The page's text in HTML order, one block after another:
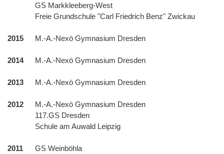
GS Markkleeberg-West
Freie Grundschule "Carl Friedrich Benz" Zwickau
2015 M.-A.-Nexö Gymnasium Dresden
2014 M.-A.-Nexö Gymnasium Dresden
2013 M.-A.-Nexö Gymnasium Dresden
2012
M.-A.-Nexö Gymnasium Dresden
117.GS Dresden
Schule am Auwald Leipzig
2011
GS Weinböhla